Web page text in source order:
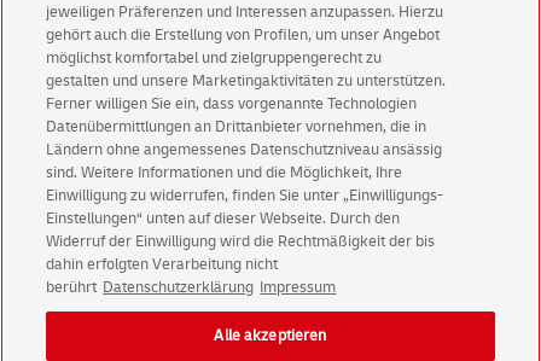
Postfach privat(jährlich)
In den Warenkorb
© Sun Aug 09 11:28:34 CEST 2026 Deutsche Post AG
Impressum
Datenschutz
Einwilligungs-Einstellungen
Rechtliche Hinweise
jeweiligen Präferenzen und Interessen anzupassen. Hierzu
gehört auch die Erstellung von Profilen, um unser Angebot
möglichst komfortabel und zielgruppengerecht zu
gestalten und unsere Marketingaktivitäten zu unterstützen.
Ferner willigen Sie ein, dass vorgenannte Technologien
Datenübermittlungen an Drittanbieter vornehmen, die in
Ländern ohne angemessenes Datenschutzniveau ansässig
sind. Weitere Informationen und die Möglichkeit, Ihre
Einwilligung zu widerrufen, finden Sie unter „Einwilligungs-
Einstellungen“ unten auf dieser Webseite. Durch den
Widerruf der Einwilligung wird die Rechtmäßigkeit der bis
dahin erfolgten Verarbeitung nicht
berührt Datenschutzerklärung Impressum
Alle akzeptieren